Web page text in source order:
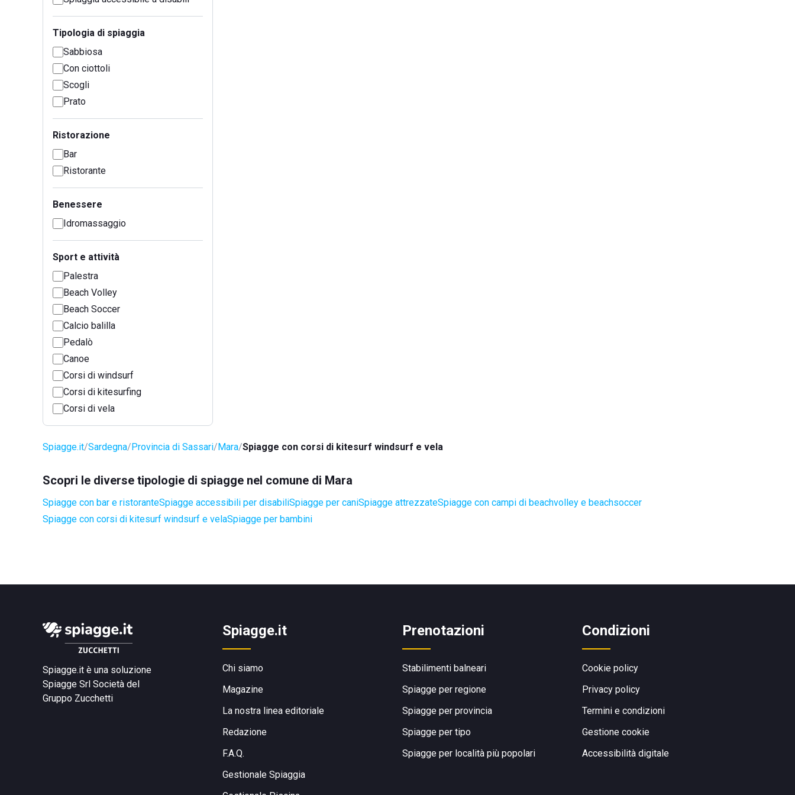
Tipologia di spiaggia
Sabbiosa
Con ciottoli
Scogli
Prato
Ristorazione
Bar
Ristorante
Benessere
Idromassaggio
Sport e attività
Palestra
Beach Volley
Beach Soccer
Calcio balilla
Pedalò
Canoe
Corsi di windsurf
Corsi di kitesurfing
Corsi di vela
Spiagge.it Sardegna Provincia di Sassari Mara Spiagge con corsi di kitesurf windsurf e vela
Scopri le diverse tipologie di spiagge nel comune di Mara
Spiagge con bar e ristoranteSpiagge accessibili per disabiliSpiagge per caniSpiagge attrezzateSpiagge con campi di beachvolley e beachsoccer
Spiagge con corsi di kitesurf windsurf e velaSpiagge per bambini
Spiagge.it è una soluzione
Spiagge Srl Società del
Gruppo Zucchetti
Spiagge.it
Chi siamo
Magazine
La nostra linea editoriale
Redazione
F.A.Q.
Gestionale Spiaggia
Prenotazioni
Stabilimenti balneari
Spiagge per regione
Spiagge per provincia
Spiagge per tipo
Spiagge per località più popolari
Condizioni
Cookie policy
Privacy policy
Termini e condizioni
Gestione cookie
Accessibilità digitale